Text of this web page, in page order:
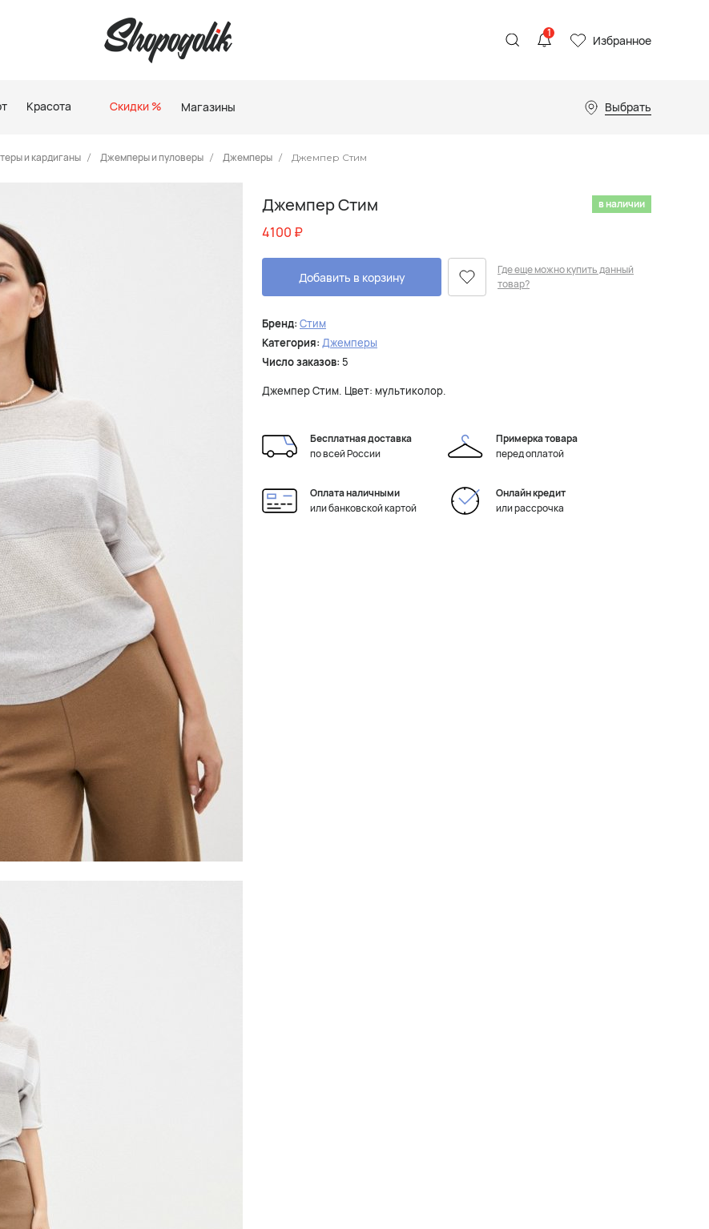
1 Избранное
Красота Скидки % Магазины Выбрать
и кардиганы Джемперы и пуловеры Джемперы Джемпер Стим
Джемпер Стим в наличии
4100 ₽
Добавить в корзину
Где еще можно купить данный
товар?
Бренд: Стим
Категория: Джемперы
Число заказов: 5
Джемпер Стим. Цвет: мультиколор.
Бесплатная доставка
по всей России
Примерка товара
перед оплатой
Оплата наличными
или банковской картой
Онлайн кредит
или рассрочка